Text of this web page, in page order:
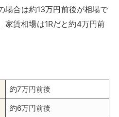
場合は約13万円前後が相場で
家賃相場は1Rだと約4万円前
約7万円前後
約6万円前後